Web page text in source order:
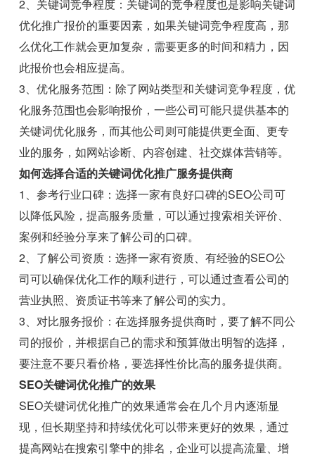
2、关键词竞争程度：关键词的竞争程度也是影响关键词
优化推广报价的重要因素，如果关键词竞争程度高，那
么优化工作就会更加复杂，需要更多的时间和精力，因
此报价也会相应提高。
3、优化服务范围：除了网站类型和关键词竞争程度，优
化服务范围也会影响报价，一些公司可能只提供基本的
关键词优化服务，而其他公司则可能提供更全面、更专
业的服务，如网站诊断、内容创建、社交媒体营销等。
如何选择合适的关键词优化推广服务提供商
1、参考行业口碑：选择一家有良好口碑的SEO公司可
以降低风险，提高服务质量，可以通过搜索相关评价、
案例和经验分享来了解公司的口碑。
2、了解公司资质：选择一家有资质、有经验的SEO公
司可以确保优化工作的顺利进行，可以通过查看公司的
营业执照、资质证书等来了解公司的实力。
3、对比服务报价：在选择服务提供商时，要了解不同公
司的报价，并根据自己的需求和预算做出明智的选择，
要注意不要只看价格，要选择性价比高的服务提供商。
SEO关键词优化推广的效果
SEO关键词优化推广的效果通常会在几个月内逐渐显
现，但长期坚持和持续优化可以带来更好的效果，通过
提高网站在搜索引擎中的排名，企业可以提高流量、增